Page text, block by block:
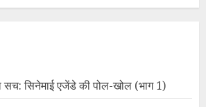
सच: सिनेमाई एजेंडे की पोल-खोल (भाग 1)